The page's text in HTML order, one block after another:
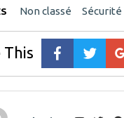
Non classé Sécurité
This